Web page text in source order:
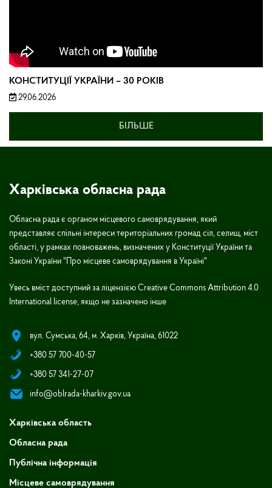
КОНСТИТУЦІЇ УКРАЇНИ – 30 РОКІВ
29.06.2026
БІЛЬШЕ
Харківська обласна рада
Обласна рада є органом місцевого самоврядування, який
представляє спільні інтереси територіальних громад сіл, селищ, міст
області, у рамках повноважень, визначених у Конституції України та
Законі України "Про місцеве самоврядування в Україні"
Увесь вміст доступний за ліцензією Creative Commons Attribution 4.0
International license, якщо не зазначено інше
вул. Сумська, 64, м. Харків, Україна, 61022
+380 57 700-40-57
+380 57 341-27-07
info@oblrada-kharkiv.gov.ua
Харківська область
Обласна рада
Публічна інформація
Місцеве самоврядування